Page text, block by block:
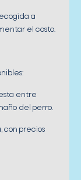
a
el costo.
entre
del perro.
con precios